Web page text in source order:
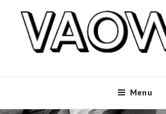
contenu
principal
Menu